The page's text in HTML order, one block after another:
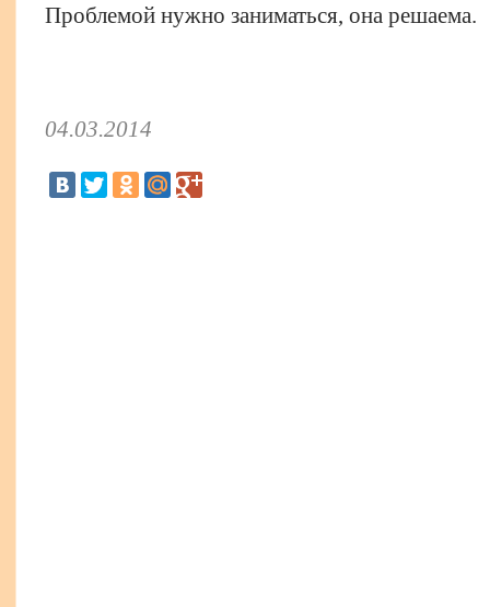
Проблемой нужно заниматься, она решаема.
04.03.2014